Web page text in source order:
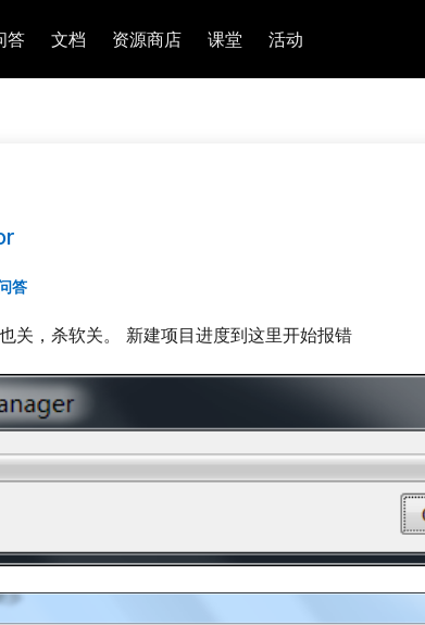
答 文档 资源商店 课堂 活动
答
关，杀软关。 新建项目进度到这里开始报错